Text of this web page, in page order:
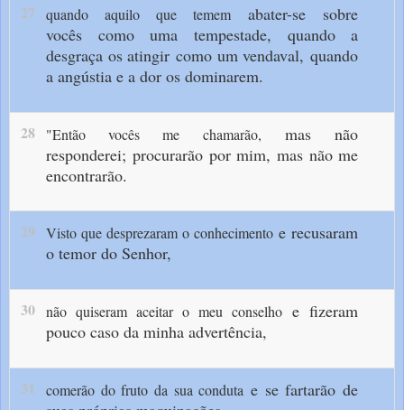
27 quando aquilo que temem abater-se sobre
vocêscomo uma tempestade, quando a
desgraça os atingir como um vendaval, quando
a angústia e a dor os dominarem.
28 "Então vocês me chamarão, mas não
responderei;procurarão por mim,mas não me
encontrarão.
29 Visto que desprezaram o conhecimento e recusaram
o temor do Senhor,
30 não quiseram aceitar o meu conselho e fizeram
pouco caso da minha advertência,
31 comerão do fruto da sua conduta e se fartarão de